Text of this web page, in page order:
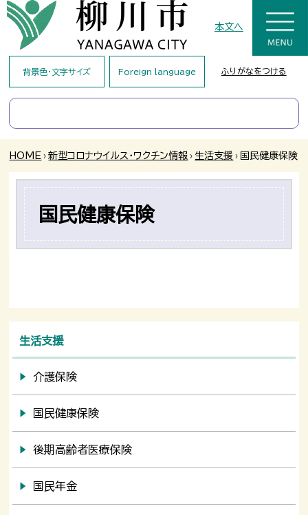
本文へ
背景色・文字サイズ Foreign language ふりがなをつける
HOME › 新型コロナウイルス・ワクチン情報 › 生活支援 › 国民健康保険
国民健康保険
生活支援
介護保険
国民健康保険
後期高齢者医療保険
国民年金